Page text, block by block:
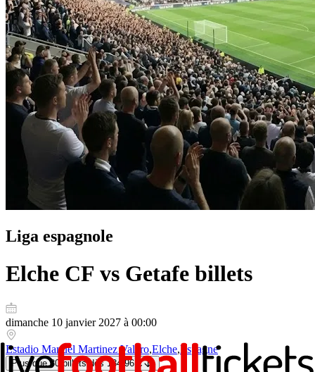
Liga espagnole
Elche CF vs Getafe billets
dimanche 10 janvier 2027 à 00:00
Estadio Manuel Martinez Valero,Elche,Espagne
Plus que 30 billetsdès134,96 £